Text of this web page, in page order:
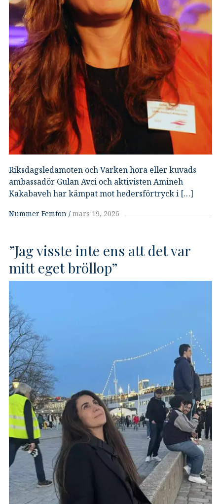
Riksdagsledamoten och Varken hora eller kuvads
ambassadör Gulan Avci och aktivisten Amineh
Kakabaveh har kämpat mot hedersförtryck i […]
Nummer Femton mars 19, 2026
”Jag visste inte ens att det var
mitt eget bröllop”